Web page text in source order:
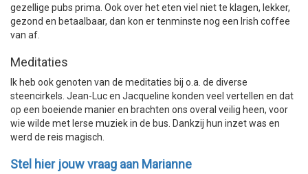
gezellige pubs prima. Ook over het eten viel niet te klagen, lekker,
gezond en betaalbaar, dan kon er tenminste nog een Irish coffee
van af.
Meditaties
Ik heb ook genoten van de meditaties bij o.a. de diverse
steencirkels. Jean-Luc en Jacqueline konden veel vertellen en dat
op een boeiende manier en brachten ons overal veilig heen, voor
wie wilde met Ierse muziek in de bus. Dankzij hun inzet was en
werd de reis magisch.
Stel hier jouw vraag aan Marianne